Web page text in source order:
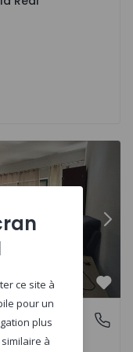
-
ce site à
pour un
plus
à